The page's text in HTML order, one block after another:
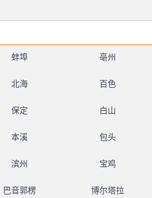
蚌埠 亳州
北海 百色
保定 白山
本溪 包头
滨州 宝鸡
巴音郭楞 博尔塔拉